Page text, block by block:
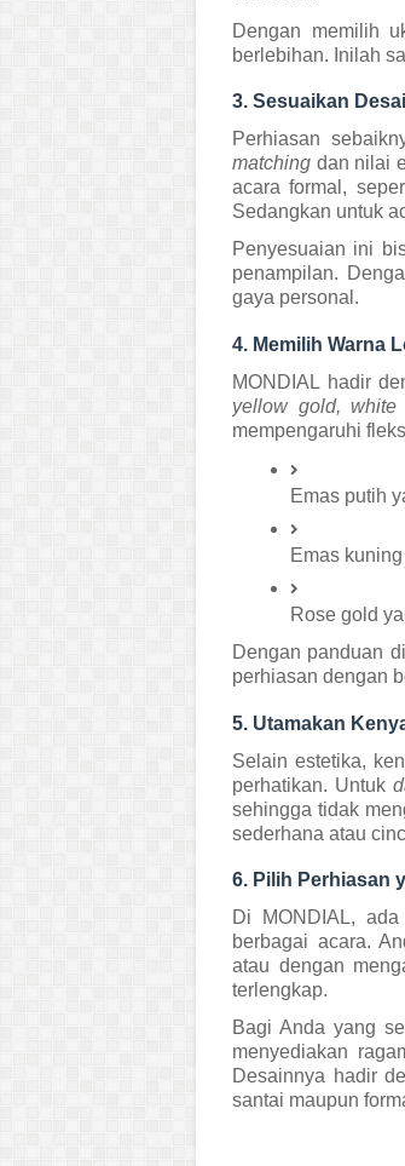
Dengan memilih
berlebihan. Inilah
3. Sesuaikan
Perhiasan
matching dan nilai
acara formal,
Sedangkan untuk
Penyesuaian ini
penampilan.
gaya personal.
4. Memilih Warna
MONDIAL hadir
yellow gold, white
mempengaruhi
Emas putih
Emas
Rose gold
Dengan panduan
perhiasan dengan
5. Utamakan
Selain estetika,
perhatikan. Untuk
sehingga tidak
sederhana atau
6. Pilih Perhiasan
Di MONDIAL,
berbagai acara.
atau dengan
terlengkap.
Bagi Anda yang
menyediakan
Desainnya hadir
santai maupun